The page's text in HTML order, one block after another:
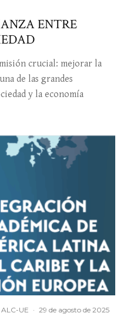
ENTRE
crucial: mejorar la
de las grandes
y la economía
UE · 29 de agosto de 2025